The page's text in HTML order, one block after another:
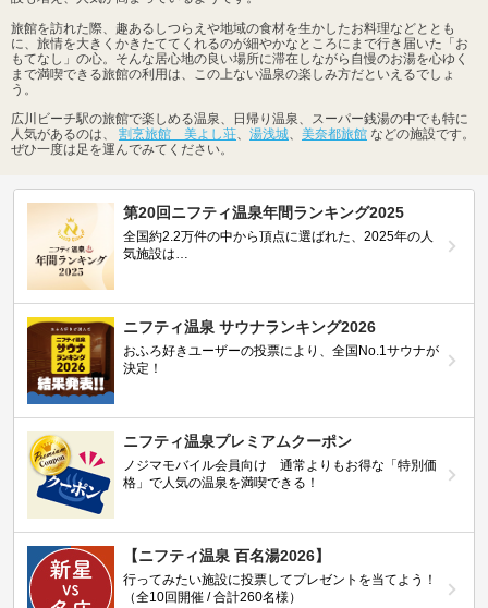
旅館を訪れた際、趣あるしつらえや地域の食材を生かしたお料理などととも
に、旅情を大きくかきたててくれるのが細やかなところにまで行き届いた「お
もてなし」の心。そんな居心地の良い場所に滞在しながら自慢のお湯を心ゆく
まで満喫できる旅館の利用は、この上ない温泉の楽しみ方だといえるでしょ
う。
広川ビーチ駅の旅館で楽しめる温泉、日帰り温泉、スーパー銭湯の中でも特に
人気があるのは、 割烹旅館 美よし荘 湯浅城 美奈都旅館 などの施設です。
ぜひ一度は足を運んでみてください。
第20回ニフティ温泉年間ランキング2025
全国約2.2万件の中から頂点に選ばれた、2025年の人
気施設は…
ニフティ温泉 サウナランキング2026
おふろ好きユーザーの投票により、全国No.1サウナが
決定！
ニフティ温泉プレミアムクーポン
ノジマモバイル会員向け 通常よりもお得な「特別価
格」で人気の温泉を満喫できる！
【ニフティ温泉 百名湯2026】
行ってみたい施設に投票してプレゼントを当てよう！
（全10回開催 / 合計260名様）